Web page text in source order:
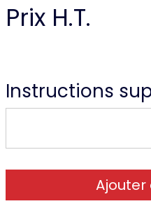
Prix H.T.
Instructions